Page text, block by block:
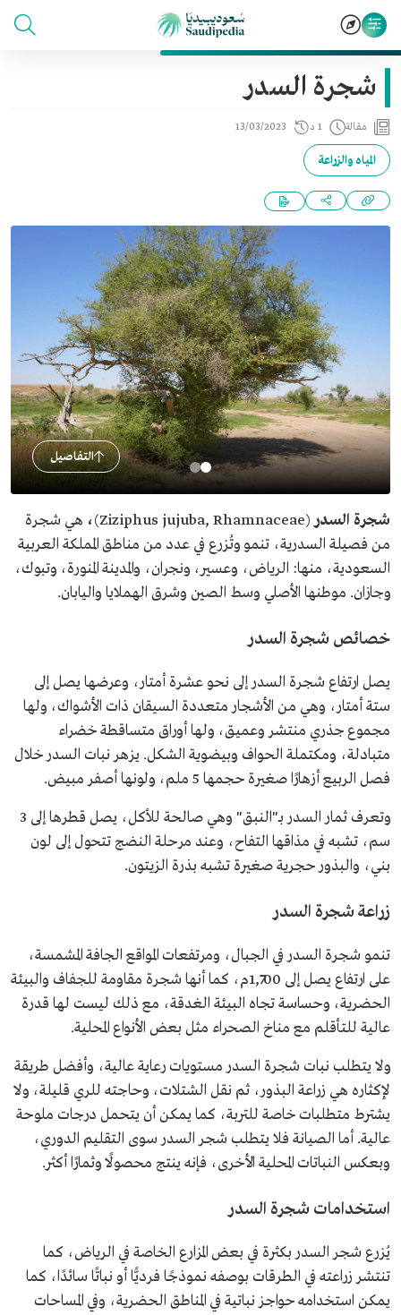
شجرة السدر
مقالة 1 د 13/03/2023
المياه والزراعة
التفاصيل
شجرة السدر (Ziziphus jujuba, Rhamnaceae) ، هي شجرة
من فصيلة السدرية، تنمو وتُزرع في عدد من مناطق المملكة العربية
السعودية، منها: الرياض، وعسير، ونجران، والمدينة المنورة، وتبوك،
وجازان. موطنها الأصلي وسط الصين وشرق الهملايا واليابان.
خصائص شجرة السدر
يصل ارتفاع شجرة السدر إلى نحو عشرة أمتار، وعرضها يصل إلى
ستة أمتار، وهي من الأشجار متعددة السيقان ذات الأشواك، ولها
مجموع جذري منتشر وعميق، ولها أوراق متساقطة خضراء
متبادلة، ومكتملة الحواف وبيضوية الشكل. يزهر نبات السدر خلال
فصل الربيع أزهارًا صغيرة حجمها 5 ملم، ولونها أصفر مبيض.
وتعرف ثمار السدر بـ"النبق" وهي صالحة للأكل، يصل قطرها إلى 3
سم، تشبه في مذاقها التفاح، وعند مرحلة النضج تتحول إلى لون
بني، والبذور حجرية صغيرة تشبه بذرة الزيتون.
زراعة شجرة السدر
تنمو شجرة السدر في الجبال، ومرتفعات المواقع الجافة المشمسة،
على ارتفاع يصل إلى 1,700م، كما أنها شجرة مقاومة للجفاف والبيئة
الحضرية، وحساسة تجاه البيئة الغدقة، مع ذلك ليست لها قدرة
عالية للتأقلم مع مناخ الصحراء مثل بعض الأنواع المحلية.
ولا يتطلب نبات شجرة السدر مستويات رعاية عالية، وأفضل طريقة
لإكثاره هي زراعة البذور، ثم نقل الشتلات، وحاجته للري قليلة، ولا
يشترط متطلبات خاصة للتربة، كما يمكن أن يتحمل درجات ملوحة
عالية. أما الصيانة فلا يتطلب شجر السدر سوى التقليم الدوري،
وبعكس النباتات المحلية الأخرى، فإنه ينتج محصولًا وثمارًا أكثر.
استخدامات شجرة السدر
يُزرع شجر السدر بكثرة في بعض المزارع الخاصة في الرياض، كما
تنتشر زراعته في الطرقات بوصفه نموذجًا فرديًّا أو نباتًا سائدًا، كما
يمكن استخدامه حواجز نباتية في المناطق الحضرية، وفي المساحات